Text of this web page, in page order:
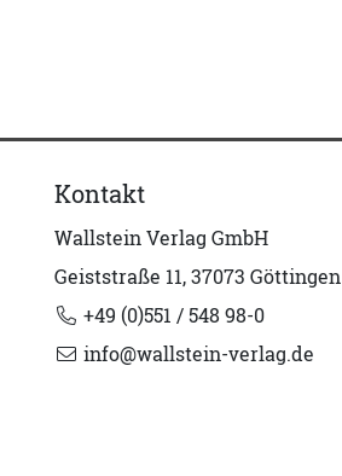
Kontakt
Wallstein Verlag GmbH
Geiststraße 11, 37073 Göttingen
+49 (0)551 / 548 98-0
info@wallstein-verlag.de